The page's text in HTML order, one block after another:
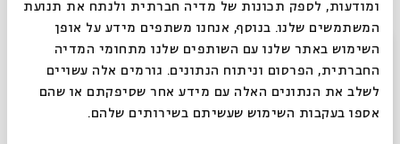
ומודעות, לספק תכונות של מדיה חברתית ולנתח את תנועת
המשתמשים שלנו. בנוסף, אנחנו משתפים מידע על אופן
השימוש באתר שלנו עם השותפים שלנו מתחומי המדיה
החברתית, הפרסום וניתוח הנתונים. גורמים אלה עשויים
לשלב את הנתונים האלה עם מידע אחר שסיפקתם או שהם
אספו בעקבות השימוש שעשיתם בשירותים שלהם.
תגיות: ישראל קנוהל מקרא וספרות בית שני ביקורת המקרא
סגור